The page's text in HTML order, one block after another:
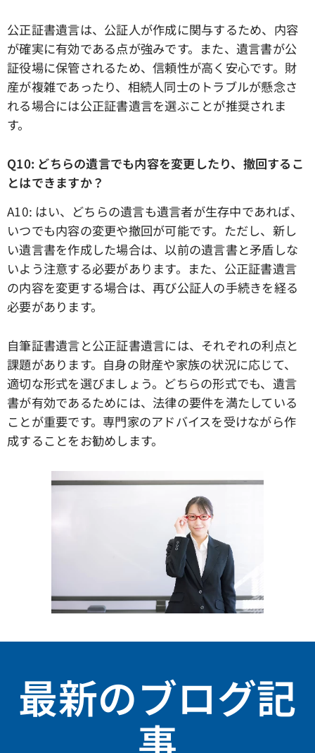
公正証書遺言は、公証人が作成に関与するため、内容
が確実に有効である点が強みです。また、遺言書が公
証役場に保管されるため、信頼性が高く安心です。財
産が複雑であったり、相続人同士のトラブルが懸念さ
れる場合には公正証書遺言を選ぶことが推奨されま
す。
Q10: どちらの遺言でも内容を変更したり、撤回するこ
とはできますか？
A10: はい、どちらの遺言も遺言者が生存中であれば、
いつでも内容の変更や撤回が可能です。ただし、新し
い遺言書を作成した場合は、以前の遺言書と矛盾しな
いよう注意する必要があります。また、公正証書遺言
の内容を変更する場合は、再び公証人の手続きを経る
必要があります。
自筆証書遺言と公正証書遺言には、それぞれの利点と
課題があります。自身の財産や家族の状況に応じて、
適切な形式を選びましょう。どちらの形式でも、遺言
書が有効であるためには、法律の要件を満たしている
ことが重要です。専門家のアドバイスを受けながら作
成することをお勧めします。
最新のブログ記
事